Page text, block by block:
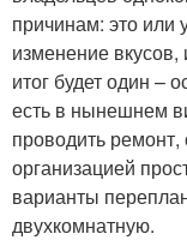
причинам: это или
изменение вкусов,
итог будет один –
есть в нынешнем
проводить ремонт,
организацией
варианты
двухкомнатную.